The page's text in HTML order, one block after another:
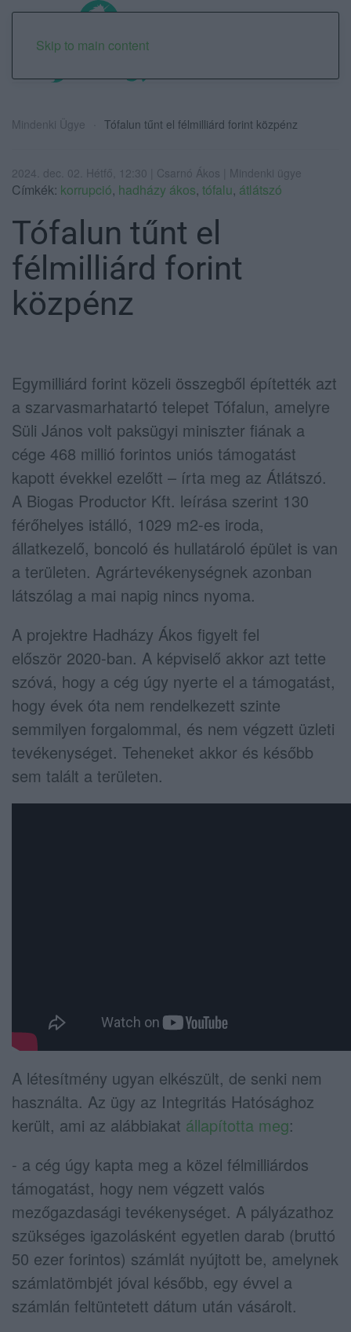
Skip to main content
Mindenki Ügye Tófalun tűnt el félmilliárd forint közpénz
2024. dec. 02. Hétfő, 12:30 | Csarnó Ákos | Mindenki ügye
Címkék: korrupció, hadházy ákos, tófalu, átlátszó
Tófalun tűnt el
félmilliárd forint
közpénz
Egymilliárd forint közeli összegből építették azt
a szarvasmarhatartó telepet Tófalun, amelyre
Süli János volt paksügyi miniszter fiának a
cége 468 millió forintos uniós támogatást
kapott évekkel ezelőtt – írta meg az Átlátszó.
A Biogas Productor Kft. leírása szerint 130
férőhelyes istálló, 1029 m2-es iroda,
állatkezelő, boncoló és hullatároló épület is van
a területen. Agrártevékenységnek azonban
látszólag a mai napig nincs nyoma.
A projektre Hadházy Ákos figyelt fel
először 2020-ban. A képviselő akkor azt tette
szóvá, hogy a cég úgy nyerte el a támogatást,
hogy évek óta nem rendelkezett szinte
semmilyen forgalommal, és nem végzett üzleti
tevékenységet. Teheneket akkor és később
sem talált a területen.
A létesítmény ugyan elkészült, de senki nem
használta. Az ügy az Integritás Hatósághoz
került, ami az alábbiakat állapította meg:
- a cég úgy kapta meg a közel félmilliárdos
támogatást, hogy nem végzett valós
mezőgazdasági tevékenységet. A pályázathoz
szükséges igazolásként egyetlen darab (bruttó
50 ezer forintos) számlát nyújtott be, amelynek
számlatömbjét jóval később, egy évvel a
számlán feltüntetett dátum után vásárolt.